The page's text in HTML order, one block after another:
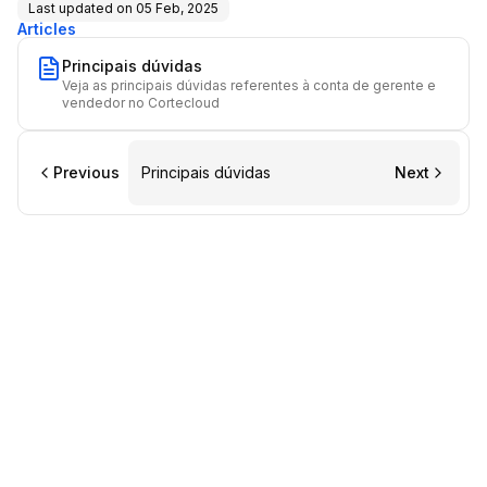
Last updated on 05 Feb, 2025
Articles
Principais dúvidas
Veja as principais dúvidas referentes à conta de gerente e
vendedor no Cortecloud
Previous Principais dúvidas Next